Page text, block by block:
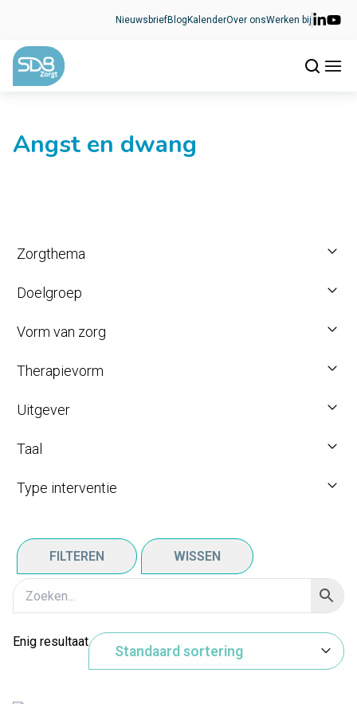
NieuwsbriefBlog KalenderOver onsWerken bij
Angst en dwang
Zorgthema
Doelgroep
Vorm van zorg
Therapievorm
Uitgever
Taal
Type interventie
FILTEREN WISSEN
Enig resultaat